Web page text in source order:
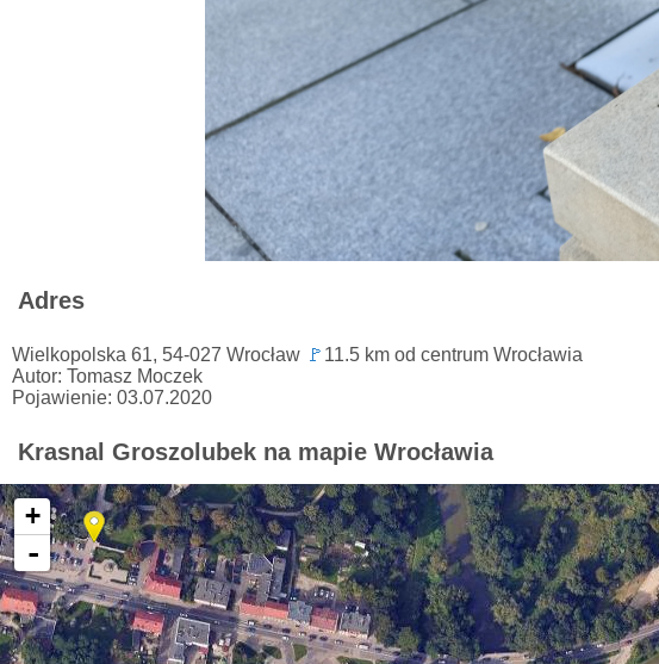
Adres
Wielkopolska 61, 54-027 Wrocław 🚩 11.5 km od centrum Wrocławia
Autor: Tomasz Moczek
Pojawienie: 03.07.2020
Krasnal Groszolubek na mapie Wrocławia
+
-